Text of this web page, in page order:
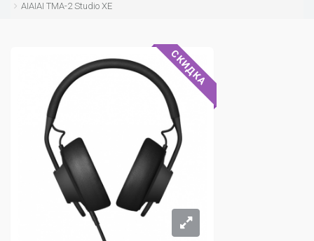
AIAIAI TMA-2 Studio XE
СКИДКА